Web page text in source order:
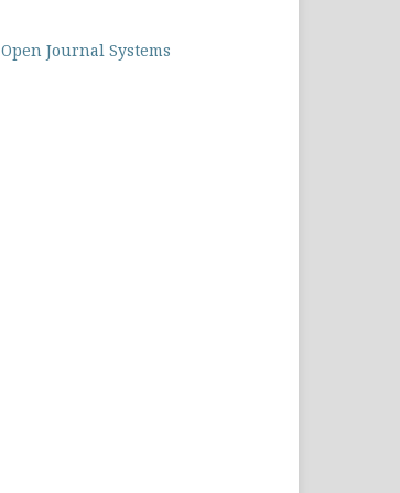
Open Journal Systems